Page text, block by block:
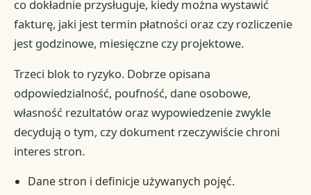
co dokładnie przysługuje, kiedy można wystawić
fakturę, jaki jest termin płatności oraz czy rozliczenie
jest godzinowe, miesięczne czy projektowe.
Trzeci blok to ryzyko. Dobrze opisana
odpowiedzialność, poufność, dane osobowe,
własność rezultatów oraz wypowiedzenie zwykle
decydują o tym, czy dokument rzeczywiście chroni
interes stron.
Dane stron i definicje używanych pojęć.